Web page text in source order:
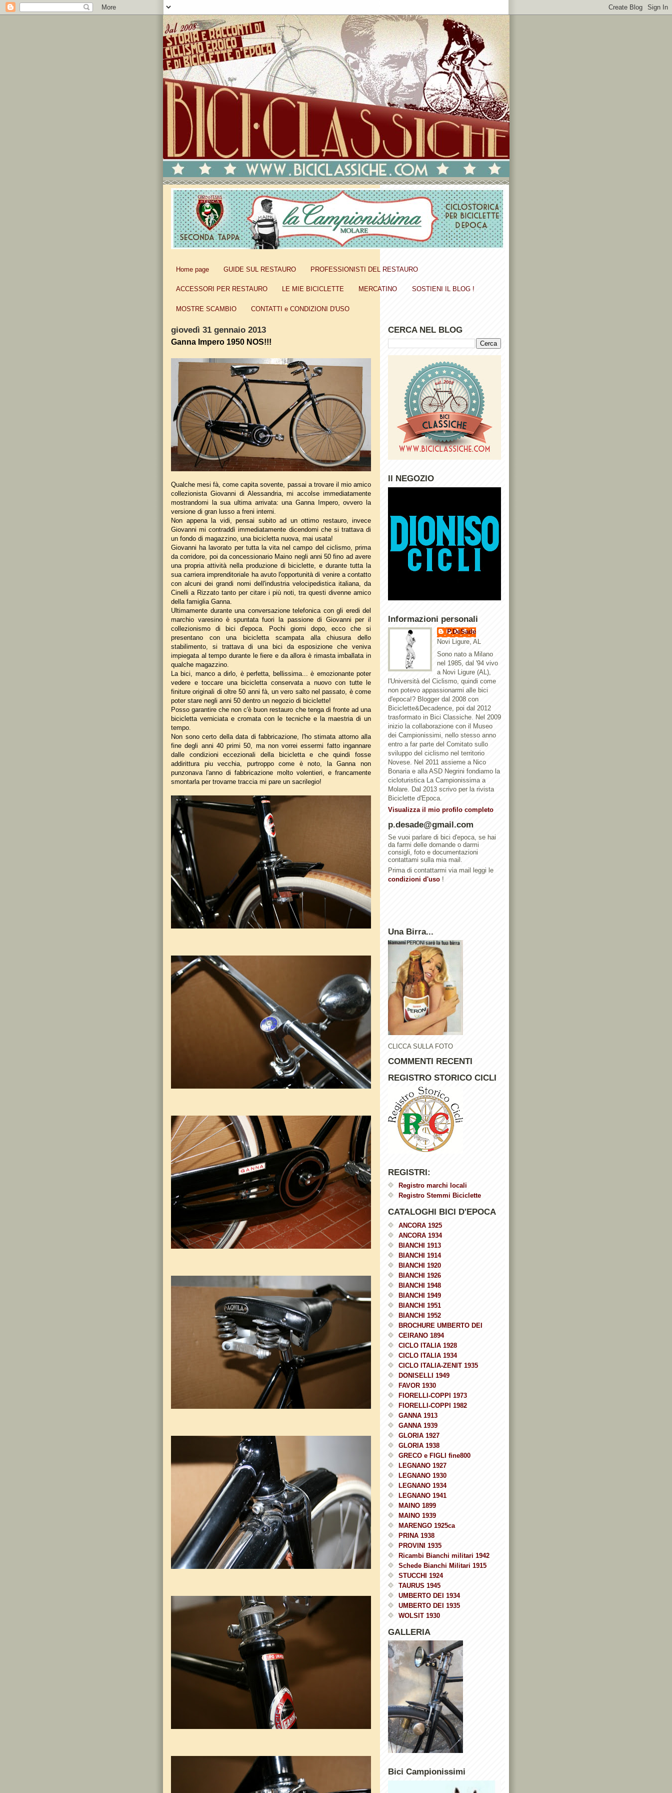
Home page GUIDE SUL RESTAURO PROFESSIONISTI DEL RESTAURO
ACCESSORI PER RESTAURO LE MIE BICICLETTE MERCATINO SOSTIENI IL BLOG !
MOSTRE SCAMBIO CONTATTI e CONDIZIONI D'USO
giovedì 31 gennaio 2013
Ganna Impero 1950 NOS!!!
Qualche mesi fà, come capita sovente, passai a trovare il mio amico
collezionista Giovanni di Alessandria, mi accolse immediatamente
mostrandomi la sua ultima arrivata: una Ganna Impero, ovvero la
versione di gran lusso a freni interni.
Non appena la vidi, pensai subito ad un ottimo restauro, invece
Giovanni mi contraddì immediatamente dicendomi che si trattava di
un fondo di magazzino, una bicicletta nuova, mai usata!
Giovanni ha lavorato per tutta la vita nel campo del ciclismo, prima
da corridore, poi da concessionario Maino negli anni 50 fino ad avere
una propria attività nella produzione di biciclette, e durante tutta la
sua carriera imprenditoriale ha avuto l'opportunità di venire a contatto
con alcuni dei grandi nomi dell'industria velocipedistica italiana, da
Cinelli a Rizzato tanto per citare i più noti, tra questi divenne amico
della famiglia Ganna.
Ultimamente durante una conversazione telefonica con gli eredi del
marchio varesino è spuntata fuori la passione di Giovanni per il
collezionismo di bici d'epoca. Pochi giorni dopo, ecco che si
presentano con una bicicletta scampata alla chiusura dello
stabilimento, si trattava di una bici da esposizione che veniva
impiegata al tempo durante le fiere e da allora è rimasta imballata in
qualche magazzino.
La bici, manco a dirlo, è perfetta, bellissima... è emozionante poter
vedere e toccare una bicicletta conservata a nuovo con tutte le
finiture originali di oltre 50 anni fà, un vero salto nel passato, è come
poter stare negli anni 50 dentro un negozio di biciclette!
Posso garantire che non c'è buon restauro che tenga di fronte ad una
bicicletta verniciata e cromata con le tecniche e la maestria di un
tempo.
Non sono certo della data di fabbricazione, l'ho stimata attorno alla
fine degli anni 40 primi 50, ma non vorrei essermi fatto ingannare
dalle condizioni eccezionali della bicicletta e che quindi fosse
addirittura piu vecchia, purtroppo come è noto, la Ganna non
punzonava l'anno di fabbricazione molto volentieri, e francamente
smontarla per trovarne traccia mi pare un sacrilegio!
CERCA NEL BLOG
Il NEGOZIO
Informazioni personali
P.DeSade
Novi Ligure, AL
Sono nato a Milano
nel 1985, dal '94 vivo
a Novi Ligure (AL),
l'Università del Ciclismo, quindi come
non potevo appassionarmi alle bici
d'epoca!? Blogger dal 2008 con
Biciclette&Decadence, poi dal 2012
trasformato in Bici Classiche. Nel 2009
inizio la collaborazione con il Museo
dei Campionissimi, nello stesso anno
entro a far parte del Comitato sullo
sviluppo del ciclismo nel territorio
Novese. Nel 2011 assieme a Nico
Bonaria e alla ASD Negrini fondiamo la
cicloturistica La Campionissima a
Molare. Dal 2013 scrivo per la rivista
Biciclette d'Epoca.
Visualizza il mio profilo completo
p.desade@gmail.com
Se vuoi parlare di bici d'epoca, se hai
da farmi delle domande o darmi
consigli, foto e documentazioni
contattami sulla mia mail.
Prima di contattarmi via mail leggi le
condizioni d'uso !
Una Birra...
CLICCA SULLA FOTO
COMMENTI RECENTI
REGISTRO STORICO CICLI
REGISTRI:
Registro marchi locali
Registro Stemmi Biciclette
CATALOGHI BICI D'EPOCA
ANCORA 1925
ANCORA 1934
BIANCHI 1913
BIANCHI 1914
BIANCHI 1920
BIANCHI 1926
BIANCHI 1948
BIANCHI 1949
BIANCHI 1951
BIANCHI 1952
BROCHURE UMBERTO DEI
CEIRANO 1894
CICLO ITALIA 1928
CICLO ITALIA 1934
CICLO ITALIA-ZENIT 1935
DONISELLI 1949
FAVOR 1930
FIORELLI-COPPI 1973
FIORELLI-COPPI 1982
GANNA 1913
GANNA 1939
GLORIA 1927
GLORIA 1938
GRECO e FIGLI fine800
LEGNANO 1927
LEGNANO 1930
LEGNANO 1934
LEGNANO 1941
MAINO 1899
MAINO 1939
MARENGO 1925ca
PRINA 1938
PROVINI 1935
Ricambi Bianchi militari 1942
Schede Bianchi Militari 1915
STUCCHI 1924
TAURUS 1945
UMBERTO DEI 1934
UMBERTO DEI 1935
WOLSIT 1930
GALLERIA
Bici Campionissimi